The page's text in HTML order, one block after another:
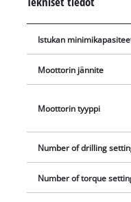
käyttöajan kuin
tuotteen verkossa,
takuu. Teho välittyy 2-
säätää kullekin
varten myös pimeissä
Ergonominen muotoilu
helpon käsiteltävyyden
Toimitetaan
Istukan
Moottorin jännite
Moottorin tyyppi
Number of drilling
Number of torque